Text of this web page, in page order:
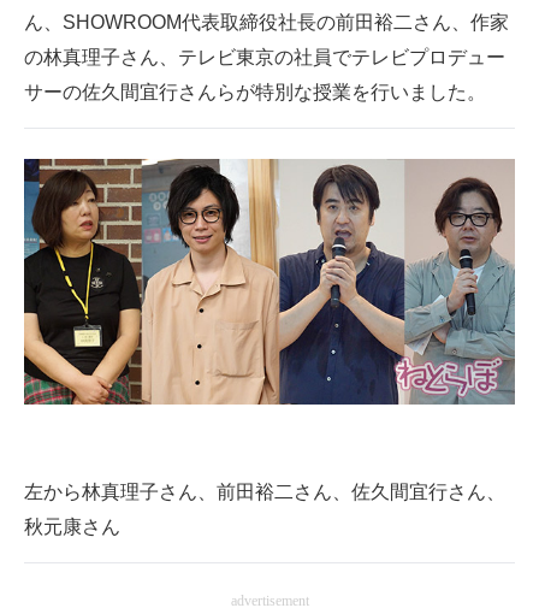
好きが集まる 比べて選べる
AI活用のいまが分かる
企業ITのトレンドを詳説
経営リーダーのコミュニティ
マーケ×ITの今がよく分かる
ITエンジニア向け専門サイト
製造業のIT導入・活用を支援
ん、SHOWROOM代表取締役社長の前田裕二さん、作家
の林真理子さん、テレビ東京の社員でテレビプロデュー
サーの佐久間宜行さんらが特別な授業を行いました。
左から林真理子さん、前田裕二さん、佐久間宜行さん、
秋元康さん
advertisement